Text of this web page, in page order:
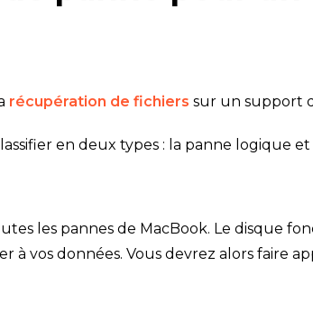
récupération de fichiers sur un support
en deux types : la panne logique
les pannes de MacBook. Le disque
à vos données. Vous devrez alors faire